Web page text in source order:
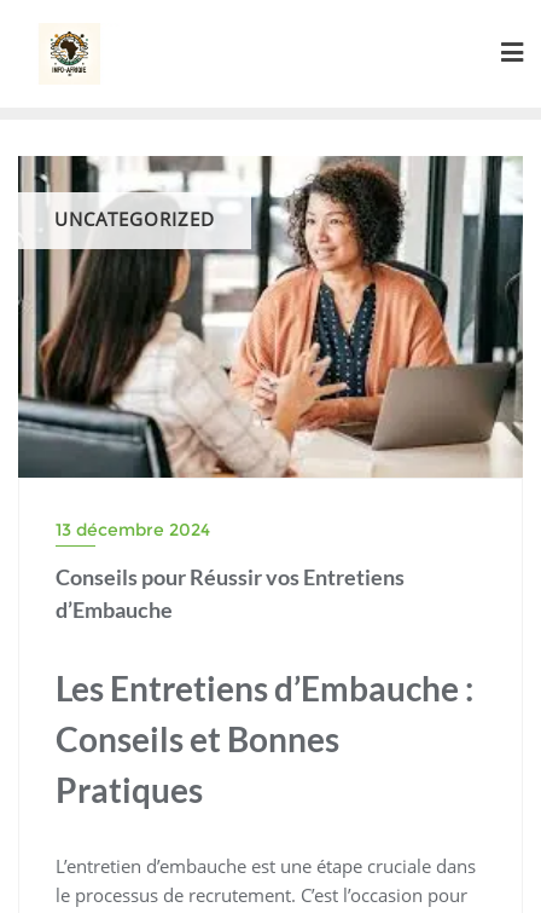
content
UNCATEGORIZED
13 décembre 2024
Conseils pour Réussir vos Entretiens
d’Embauche
Les Entretiens d’Embauche :
Conseils et Bonnes
Pratiques
L’entretien d’embauche est une étape cruciale dans
le processus de recrutement. C’est l’occasion pour